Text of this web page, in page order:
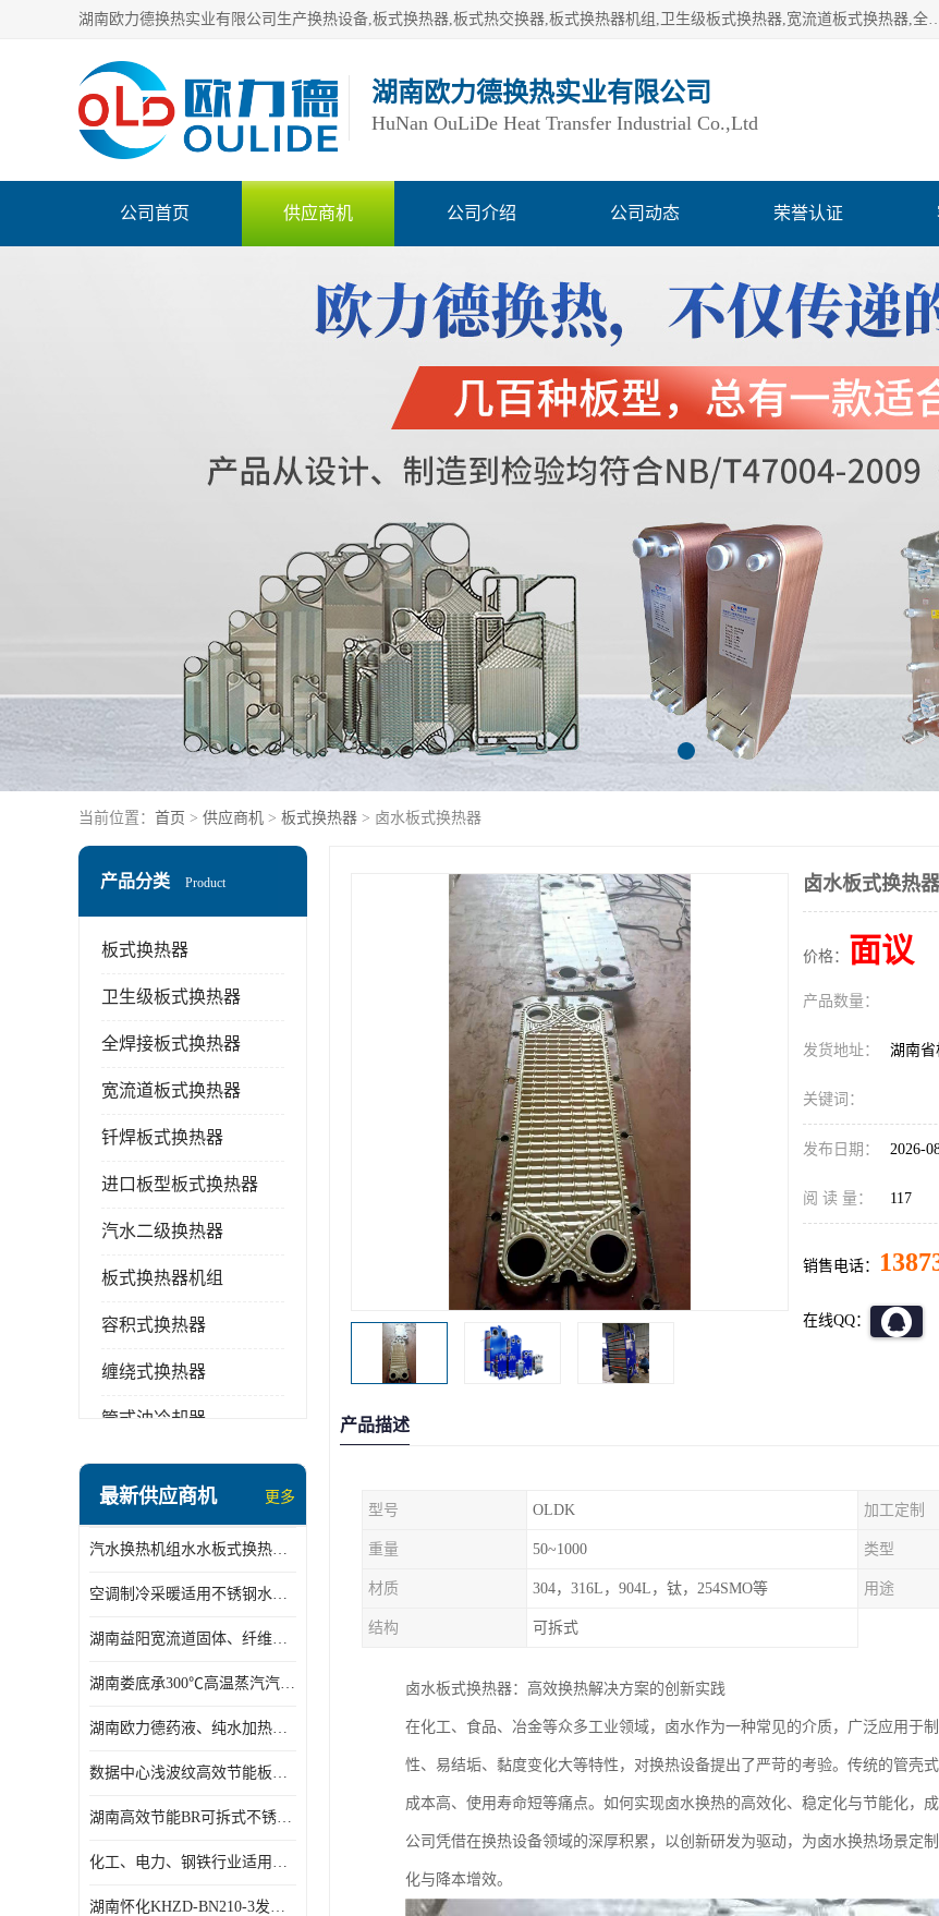
湖南欧力德换热实业有限公司生产换热设备,板式换热器,板式热交换器,板式换热器机组,卫生级板式换热器,宽流道板式换热器,全焊接板式换热器,钎焊板式换热器,钛材板式换热器,容
湖南欧力德换热实业有限公司
HuNan OuLiDe Heat Transfer Industrial Co.,Ltd
公司首页 供应商机 公司介绍 公司动态 荣誉认证
当前位置： 首页 > 供应商机 > 板式换热器 > 卤水板式换热器
产品分类 Product
板式换热器
卫生级板式换热器
全焊接板式换热器
宽流道板式换热器
钎焊板式换热器
进口板型板式换热器
汽水二级换热器
板式换热器机组
容积式换热器
缠绕式换热器
管式油冷却器
盘管换热
变频供水机组
汽水混合加热器
水处理设备
最新供应商机 更多
汽水换热机组水水板式换热机组板式热交换机组厂家专业定制
空调制冷采暖适用不锈钢水水汽水板式换热器
湖南益阳宽流道固体、纤维、浆状物质加热冷却冷凝蒸发板式换热器
湖南娄底承300℃高温蒸汽汽水二级换热器
湖南欧力德药液、纯水加热、冷却、蒸发及杀菌用卫生级板式换热器
数据中心浅波纹高效节能板式换热器
湖南高效节能BR可拆式不锈钢板式换热器厂家定制
化工、电力、钢铁行业适用冷却冷凝蒸发加热不锈钢可拆式板式换热器
湖南怀化KHZD-BN210-3发动机柴油冷却钎焊机板式热交换器
卤水板式换热器
价格： 面议
产品数量：
发货地址： 湖南
关键词：
发布日期： 2026-
阅 读 量： 117
销售电话：
在线QQ：
产品描述
型号 OLDK 加工定制
重量 50~1000 类型
材质 304，316L，904L，钛，254SMO等 用途
结构 可拆式
卤水板式换热器：高效换热解决方案的创新实践
在化工、食品、冶金等众多工业领域，卤水作为一种常见的介质，广泛应用于
性、易结垢、黏度变化大等特性，对换热设备提出了严苛的考验。传统的管壳
成本高、使用寿命短等痛点。如何实现卤水换热的高效化、稳定化与节能化，
公司凭借在换热设备领域的深厚积累，以创新研发为驱动，为卤水换热场景定
化与降本增效。